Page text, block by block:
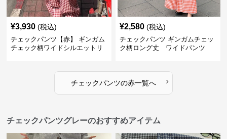
¥3,930 (税込)
チェックパンツ【赤】 ギンガム
チェック柄ワイドシルエットリ
¥2,580 (税込)
チェックパンツ ギンガムチェッ
ク柄ロング丈 ワイドパンツ
チェックパンツの赤一覧へ ›
チェックパンツグレーのおすすめアイテム